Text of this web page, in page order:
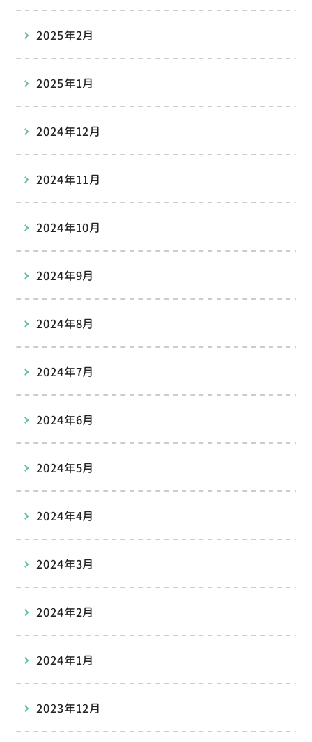
2025年2月
2025年1月
2024年12月
2024年11月
2024年10月
2024年9月
2024年8月
2024年7月
2024年6月
2024年5月
2024年4月
2024年3月
2024年2月
2024年1月
2023年12月